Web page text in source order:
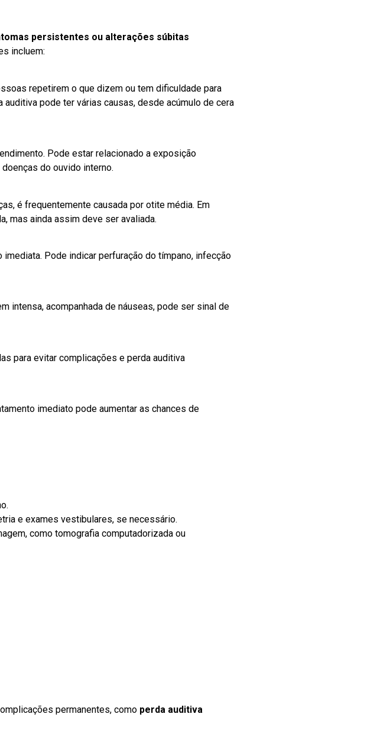
persistentes ou alterações súbitas
incluem:
repetirem o que dizem ou tem dificuldade para
pode ter várias causas, desde acúmulo de cera
Pode estar relacionado a exposição
do ouvido interno.
é frequentemente causada por otite média. Em
mas ainda assim deve ser avaliada.
Pode indicar perfuração do tímpano, infecção
intensa, acompanhada de náuseas, pode ser sinal de
para evitar complicações e perda auditiva
imediato pode aumentar as chances de
e exames vestibulares, se necessário.
como tomografia computadorizada ou
permanentes, como perda auditiva